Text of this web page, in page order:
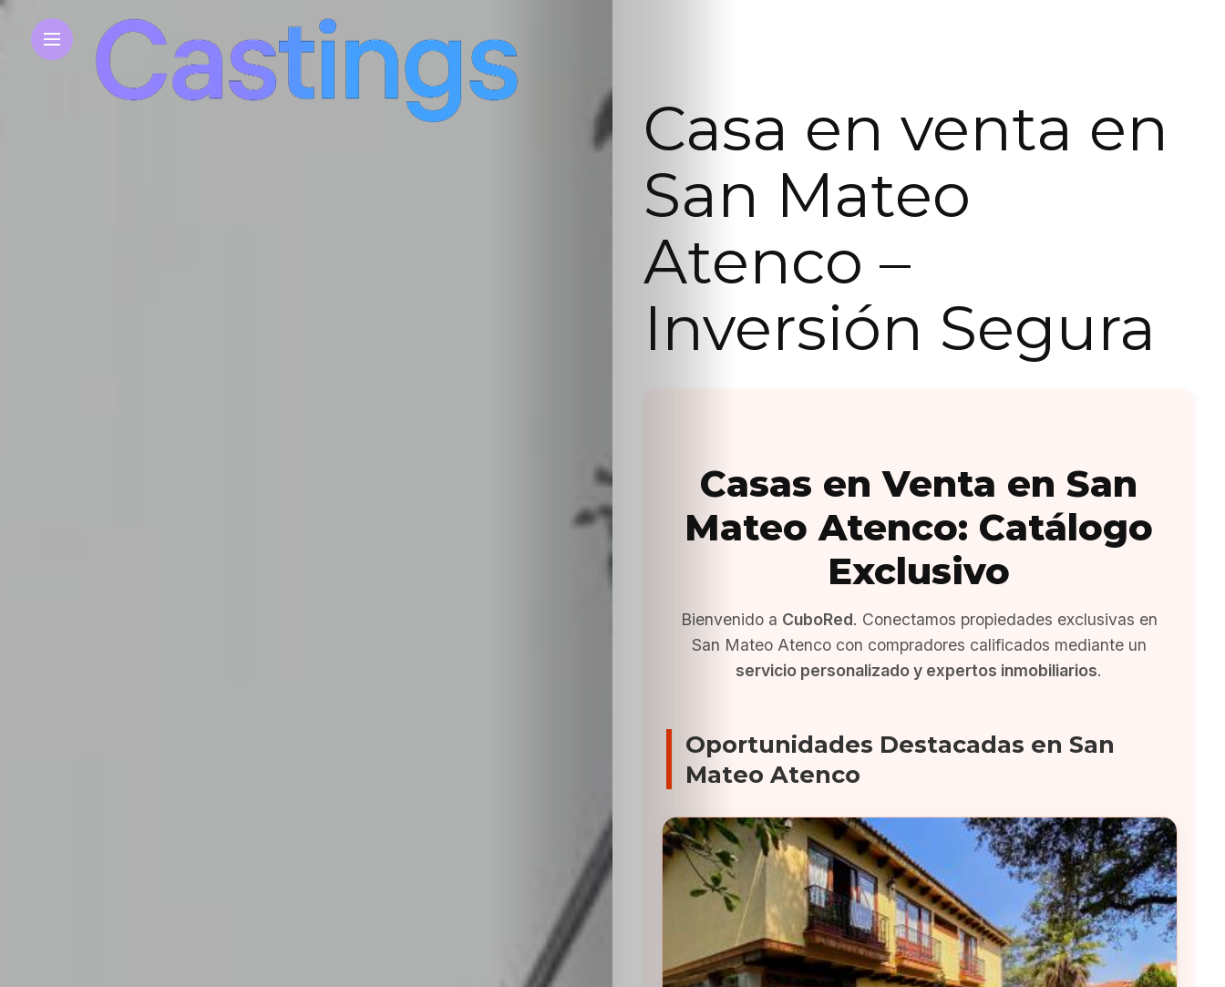
Casa en venta en
San Mateo
Atenco –
Inversión Segura
Casas en Venta en San
Mateo Atenco: Catálogo
Exclusivo
Bienvenido a CuboRed. Conectamos propiedades exclusivas en
San Mateo Atenco con compradores calificados mediante un
servicio personalizado y expertos inmobiliarios.
Oportunidades Destacadas en San
Mateo Atenco